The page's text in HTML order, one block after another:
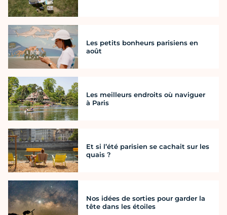
Les petits bonheurs parisiens en
août
Les meilleurs endroits où naviguer
à Paris
Et si l’été parisien se cachait sur les
quais ?
Nos idées de sorties pour garder la
tête dans les étoiles